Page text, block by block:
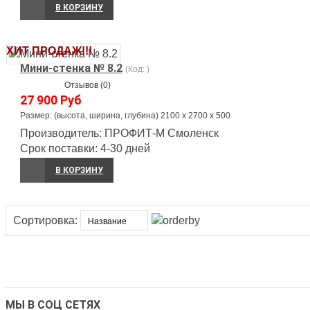
В КОРЗИНУ
ХИТ ПРОДАЖ!!!
Мини-стенка № 8.2 (Код: )
Отзывов (0)
27 900 Руб
Размер: (высота, ширина, глубина) 2100 х 2700 х 500
Производитель: ПРОФИТ-М Смоленск
Срок поставки: 4-30 дней
В КОРЗИНУ
Сортировка:
МЫ В СОЦ СЕТЯХ